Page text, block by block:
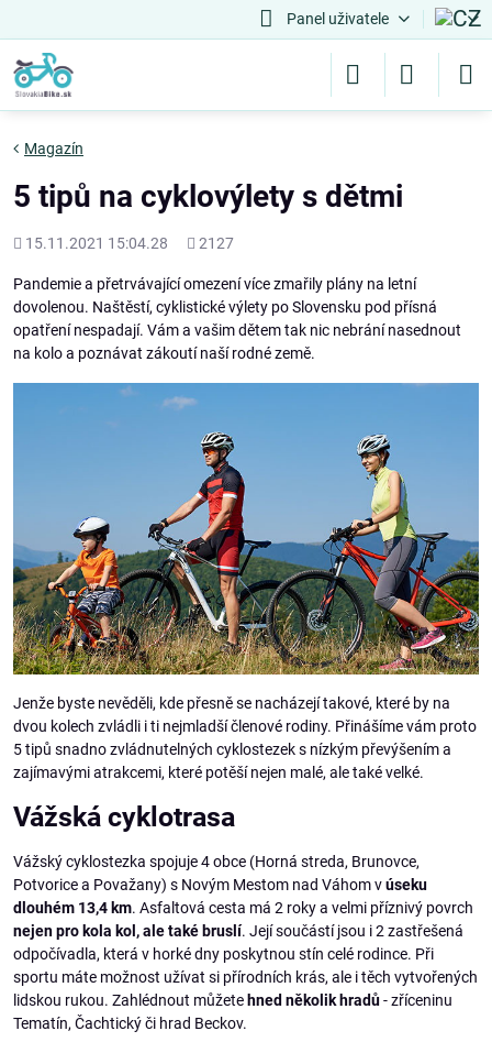
Panel uživatele
Magazín
5 tipů na cyklovýlety s dětmi
Přidáno
15.11.2021 15:04.28
Počet
2127
Pandemie a přetrvávající omezení více zmařily plány na letní
dovolenou. Naštěstí, cyklistické výlety po Slovensku pod přísná
opatření nespadají. Vám a vašim dětem tak nic nebrání nasednout
na kolo a poznávat zákoutí naší rodné země.
Jenže byste nevěděli, kde přesně se nacházejí takové, které by na
dvou kolech zvládli i ti nejmladší členové rodiny. Přinášíme vám proto
5 tipů snadno zvládnutelných cyklostezek s nízkým převýšením a
zajímavými atrakcemi, které potěší nejen malé, ale také velké.
Vážská cyklotrasa
Vážský cyklostezka spojuje 4 obce (Horná streda, Brunovce,
Potvorice a Považany) s Novým Mestom nad Váhom vúseku
dlouhém 13,4 km. Asfaltová cesta má 2 roky a velmi příznivý povrch
nejen pro kola kol, ale také bruslí. Její součástí jsou i 2 zastřešená
odpočívadla, která v horké dny poskytnou stín celé rodince. Při
sportu máte možnost užívat si přírodních krás, ale i těch vytvořených
lidskou rukou. Zahlédnout můžete hned několik hradů- zříceninu
Tematín, Čachtický či hrad Beckov.